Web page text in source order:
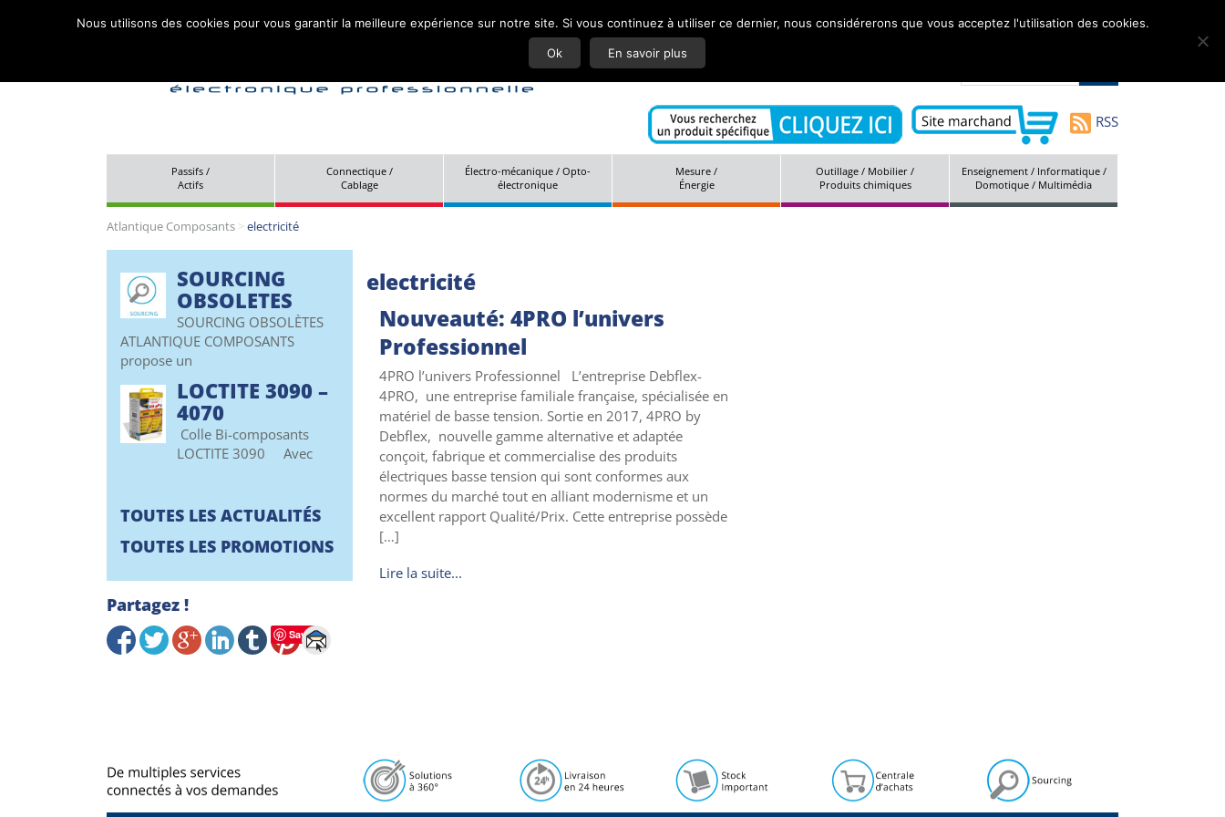
Actualités Marques Société Contact Plan du site
RSS
Passifs /
Actifs
Connectique /
Cablage
Électro-mécanique / Opto-
électronique
Mesure /
Énergie
Outillage / Mobilier /
Produits chimiques
Enseignement / Informatique /
Domotique / Multimédia
Atlantique Composants > electricité
electricité
Nouveauté: 4PRO l’univers
Professionnel
4PRO l’univers Professionnel L’entreprise Debflex-
4PRO, une entreprise familiale française, spécialisée en
matériel de basse tension. Sortie en 2017, 4PRO by
Debflex, nouvelle gamme alternative et adaptée
conçoit, fabrique et commercialise des produits
électriques basse tension qui sont conformes aux
normes du marché tout en alliant modernisme et un
excellent rapport Qualité/Prix. Cette entreprise possède
[…]
Lire la suite...
SOURCING
OBSOLETES
SOURCING OBSOLÈTES
ATLANTIQUE COMPOSANTS
propose un
LOCTITE 3090 –
4070
Colle Bi-composants
LOCTITE 3090 Avec
TOUTES LES ACTUALITÉS
TOUTES LES PROMOTIONS
Partagez !
Save
Nous utilisons des cookies pour vous garantir la meilleure expérience sur notre site. Si vous continuez à utiliser ce dernier, nous considérerons que vous acceptez l'utilisation des cookies.
Ok En savoir plus